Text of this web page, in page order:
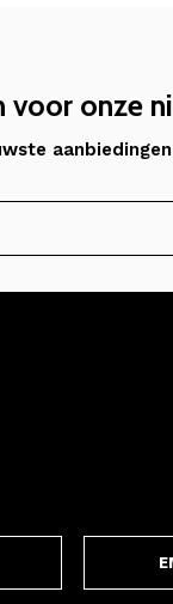
voor onze